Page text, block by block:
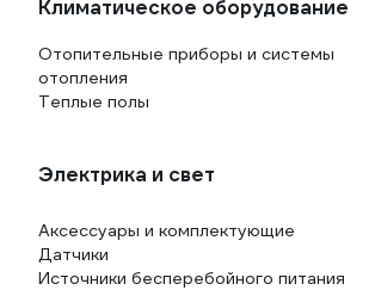
Товары для ванной комнаты и туалета
Климатическое оборудование
Отопительные приборы и системы
отопления
Теплые полы
Электрика и свет
Аксессуары и комплектующие
Датчики
Источники бесперебойного питания